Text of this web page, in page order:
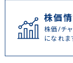
株価
株価/チ
になれま